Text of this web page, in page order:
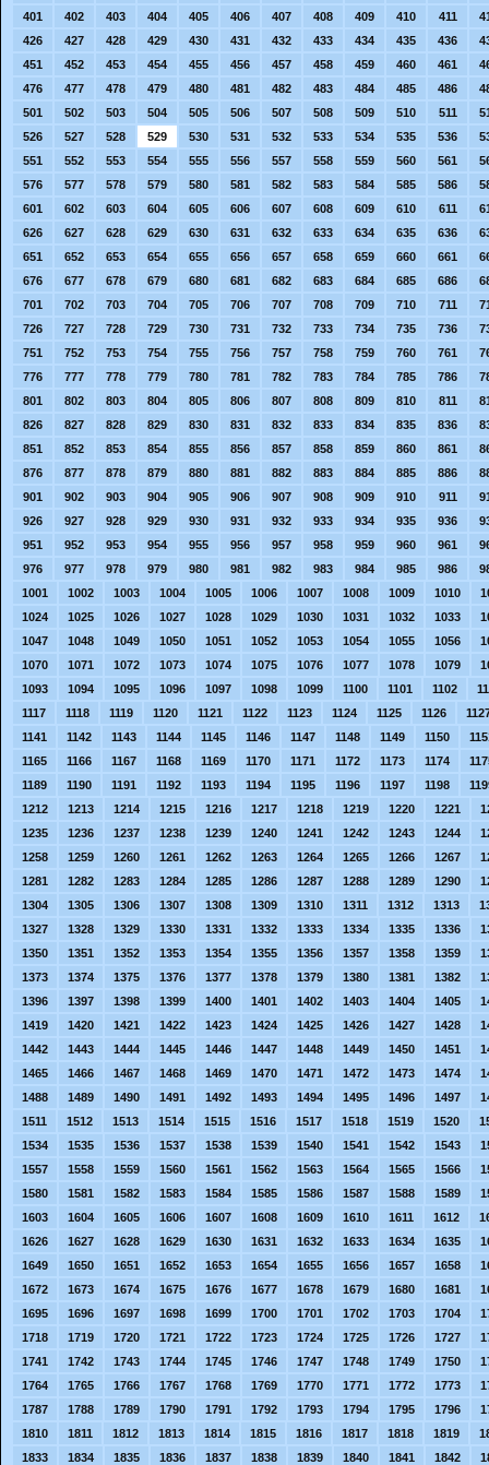
401
402 403 404 405 406 407 408 409 410 411
426
427 428 429 430 431 432 433 434 435 436
451
452 453 454 455 456 457 458 459 460 461
476
477 478 479 480 481 482 483 484 485 486
501
502 503 504 505 506 507 508 509 510 511
526
527 528 529 530 531 532 533 534 535 536
551
552 553 554 555 556 557 558 559 560 561
576
577 578 579 580 581 582 583 584 585 586
601
602 603 604 605 606 607 608 609 610 611
626
627 628 629 630 631 632 633 634 635 636
651
652 653 654 655 656 657 658 659 660 661
676
677 678 679 680 681 682 683 684 685 686
701
702 703 704 705 706 707 708 709 710 711
726
727 728 729 730 731 732 733 734 735 736
751
752 753 754 755 756 757 758 759 760 761
776
777 778 779 780 781 782 783 784 785 786
801
802 803 804 805 806 807 808 809 810 811
826
827 828 829 830 831 832 833 834 835 836
851
852 853 854 855 856 857 858 859 860 861
876
877 878 879 880 881 882 883 884 885 886
901
902 903 904 905 906 907 908 909 910 911
926
927 928 929 930 931 932 933 934 935 936
951
952 953 954 955 956 957 958 959 960 961
976
977 978 979 980 981 982 983 984 985 986
1001
1002 1003 1004 1005 1006 1007 1008 1009 1010
1024
1025 1026 1027 1028 1029 1030 1031 1032 1033
1047
1048 1049 1050 1051 1052 1053 1054 1055 1056
1070
1071 1072 1073 1074 1075 1076 1077 1078 1079
1093
1094 1095 1096 1097 1098 1099 1100 1101 1102
1117
1118 1119 1120 1121 1122 1123 1124 1125 1126
1141
1142 1143 1144 1145 1146 1147 1148 1149 1150
1165
1166 1167 1168 1169 1170 1171 1172 1173 1174
1189
1190 1191 1192 1193 1194 1195 1196 1197 1198
1212
1213 1214 1215 1216 1217 1218 1219 1220 1221
1235
1236 1237 1238 1239 1240 1241 1242 1243 1244
1258
1259 1260 1261 1262 1263 1264 1265 1266 1267
1281
1282 1283 1284 1285 1286 1287 1288 1289 1290
1304
1305 1306 1307 1308 1309 1310 1311 1312 1313
1327
1328 1329 1330 1331 1332 1333 1334 1335 1336
1350
1351 1352 1353 1354 1355 1356 1357 1358 1359
1373
1374 1375 1376 1377 1378 1379 1380 1381 1382
1396
1397 1398 1399 1400 1401 1402 1403 1404 1405
1419
1420 1421 1422 1423 1424 1425 1426 1427 1428
1442
1443 1444 1445 1446 1447 1448 1449 1450 1451
1465
1466 1467 1468 1469 1470 1471 1472 1473 1474
1488
1489 1490 1491 1492 1493 1494 1495 1496 1497
1511
1512 1513 1514 1515 1516 1517 1518 1519 1520
1534
1535 1536 1537 1538 1539 1540 1541 1542 1543
1557
1558 1559 1560 1561 1562 1563 1564 1565 1566
1580
1581 1582 1583 1584 1585 1586 1587 1588 1589
1603
1604 1605 1606 1607 1608 1609 1610 1611 1612
1626
1627 1628 1629 1630 1631 1632 1633 1634 1635
1649
1650 1651 1652 1653 1654 1655 1656 1657 1658
1672
1673 1674 1675 1676 1677 1678 1679 1680 1681
1695
1696 1697 1698 1699 1700 1701 1702 1703 1704
1718
1719 1720 1721 1722 1723 1724 1725 1726 1727
1741
1742 1743 1744 1745 1746 1747 1748 1749 1750
1764
1765 1766 1767 1768 1769 1770 1771 1772 1773
1787
1788 1789 1790 1791 1792 1793 1794 1795 1796
1810
1811 1812 1813 1814 1815 1816 1817 1818 1819
1833
1834 1835 1836 1837 1838 1839 1840 1841 1842